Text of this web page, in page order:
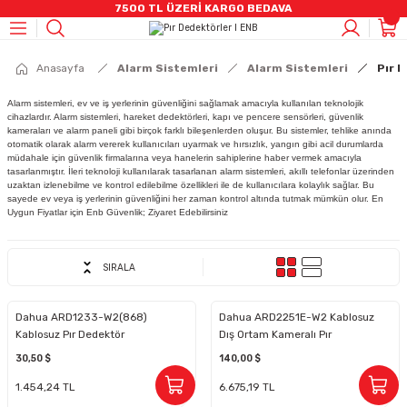
7500 TL ÜZERİ KARGO BEDAVA
Geri Dön
AHD CCTV ÜRÜNLER
Bullet Kameralar
Dome Kameralar
DVR Kayıt Cihazları
IP Kamera Ürünleri
Bullet Kameralar
Dome Kameralar
Küp Kameralar
Speed Dome Kameralar
Termal Ip Ürünler
NVR Kayıt Cihazları
Kayıt Cihazları
DVR Kayıt Cihazları
NVR Kayıt Cihazları
Geri Dön
Alarm Sistemleri
Alarm Setleri
Pır Dedektörler
Hırsız Alarm Sirenleri
Manyetik Kontak
Kumanda
Panik Buton
Yangın Sistemleri
Adresli Yangın Alarmı
Konvansiyonel Yangın Alarmı
Duman Ve Isı Dedektörleri
Geri Dön
Switch Grubu
Poe Switch
Data Switch
Kablo & Aksesuarlar
Penseler
Data Kablosu
Geri Dön
HARDDİSKLER
7/24 HHD
SSD SATA
Taşınabilir HDD
Hafıza Kartları
Geri Dön
Ve Ses Sistemleri
Ürünler
Video İnterkom Ürünler
İnterkom Ekran Ürünler
Zil Panelleri / Apartman
Zil Panelleri / Villa
Dış Mekan Ürünler
Ses Sitemleri
Hikvision Analog Ses Sistemleri
Hikvision I IP Ses Sistemleri
Hikvision I Amfiler
Jabra Kulaklık
Geri Dön
Kabinetler
Duvar Tipi Kabinet
Geri Dön
Kabloları
Kablolar
Geri Dön
Bilişenleri
Geri Dön
Anasayfa Alarm Sistemleri Alarm Sistemleri Pır
Alarm sistemleri, ev ve iş yerlerinin güvenliğini sağlamak amacıyla kullanılan teknolojik
cihazlardır. Alarm sistemleri, hareket dedektörleri, kapı ve pencere sensörleri, güvenlik
kameraları ve alarm paneli gibi birçok farklı bileşenlerden oluşur. Bu sistemler, tehlike anında
otomatik olarak alarm vererek kullanıcıları uyarmak ve hırsızlık, yangın gibi acil durumlarda
müdahale için güvenlik firmalarına veya hanelerin sahiplerine haber vermek amacıyla
tasarlanmıştır. İleri teknoloji kullanılarak tasarlanan alarm sistemleri, akıllı telefonlar üzerinden
uzaktan izlenebilme ve kontrol edilebilme özellikleri ile de kullanıcılara kolaylık sağlar. Bu
sayede ev veya iş yerlerinin güvenliğini her zaman kontrol altında tutmak mümkün olur. En
Uygun Fiyatlar için Enb Güvenlik; Ziyaret Edebilirsiniz
SIRALA
Dahua ARD1233-W2(868)
Kablosuz Pır Dedektör
30,50 $
1.454,24 TL
Dahua ARD2251E-W2 Kablosuz
Dış Ortam Kameralı Pır
Dedektör
140,00 $
6.675,19 TL